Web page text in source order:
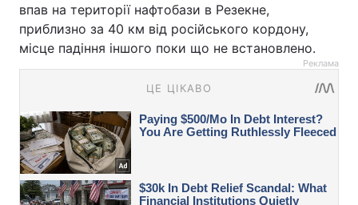
впав на території нафтобази в Резекне,
приблизно за 40 км від російського кордону,
місце падіння іншого поки що не встановлено.
Реклама